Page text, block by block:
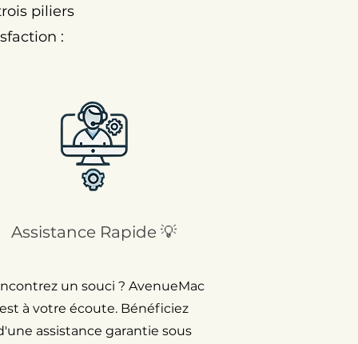
piliers
:
Assistance Rapide 💡
un souci ? AvenueMac
est à votre écoute. Bénéficiez
assistance garantie sous